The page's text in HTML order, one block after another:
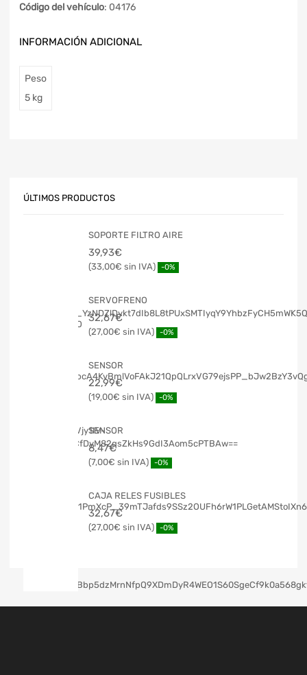
Código del vehículo: 04176
INFORMACIÓN ADICIONAL
Peso
5 kg
ÚLTIMOS PRODUCTOS
SOPORTE FILTRO AIRE
39,93€
33,00€ -0%
SERVOFRENO
32,67€
27,00€ -0%
SENSOR
22,99€
19,00€ -0%
SENSOR
8,47€
7,00€ -0%
CAJA RELES FUSIBLES
32,67€
27,00€ -0%